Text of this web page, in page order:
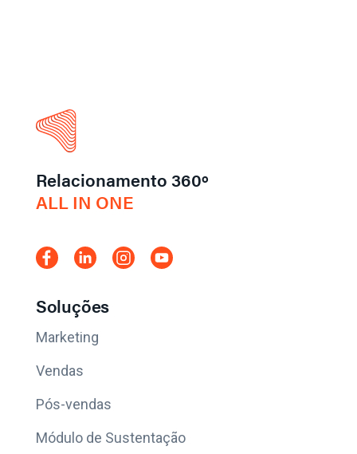
Relacionamento 360º
ALL IN ONE
Soluções
Marketing
Vendas
Pós-vendas
Módulo de Sustentação